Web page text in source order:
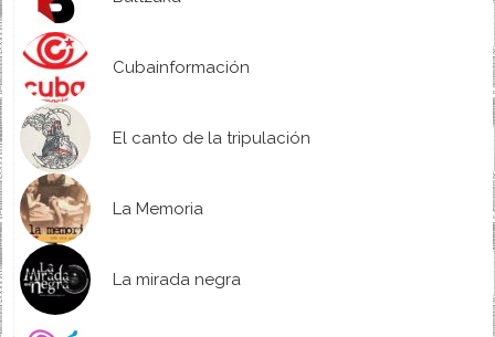
Cubainformación
El canto de la tripulación
La Memoria
La mirada negra